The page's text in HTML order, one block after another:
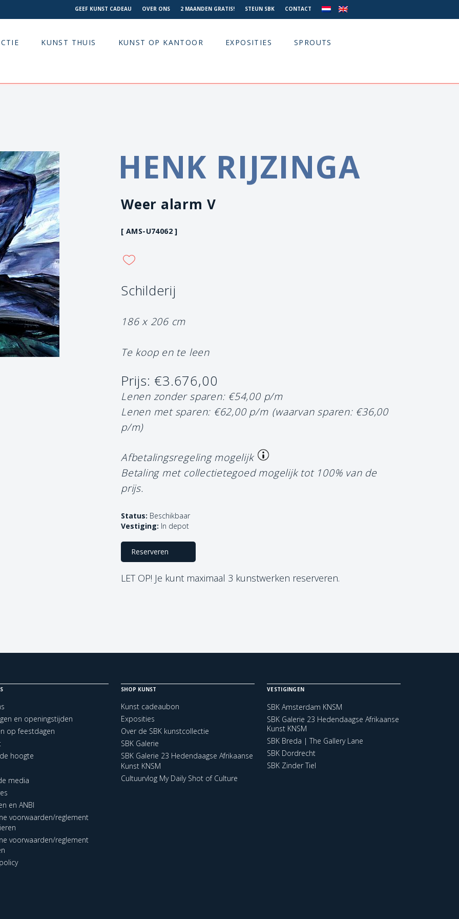
GEEF KUNST CADEAU OVER ONS 2 MAANDEN GRATIS! STEUN SBK CONTACT
KUNST THUIS KUNST OP KANTOOR EXPOSITIES SPROUTS
HENK RIJZINGA
Weer alarm V
[ AMS-U74062 ]
Schilderij
186 x 206 cm
Te koop en te leen
Prijs: €3.676,00
Lenen zonder sparen: €54,00 p/m
Lenen met sparen: €62,00 p/m (waarvan sparen: €36,00
p/m)
Afbetalingsregeling mogelijk
Betaling met collectietegoed mogelijk tot 100% van de
prijs.
Status: Beschikbaar
Vestiging: In depot
Reserveren
LET OP! Je kunt maximaal 3 kunstwerken reserveren.
en openingstijden
op feestdagen
hoogte
media
en ANBI
voorwaarden/reglement
voorwaarden/reglement
SHOP KUNST
Kunst cadeaubon
Exposities
Over de SBK kunstcollectie
SBK Galerie
SBK Galerie 23 Hedendaagse Afrikaanse
Kunst KNSM
Cultuurvlog My Daily Shot of Culture
VESTIGINGEN
SBK Amsterdam KNSM
SBK Galerie 23 Hedendaagse Afrikaanse
Kunst KNSM
SBK Breda | The Gallery Lane
SBK Dordrecht
SBK Zinder Tiel